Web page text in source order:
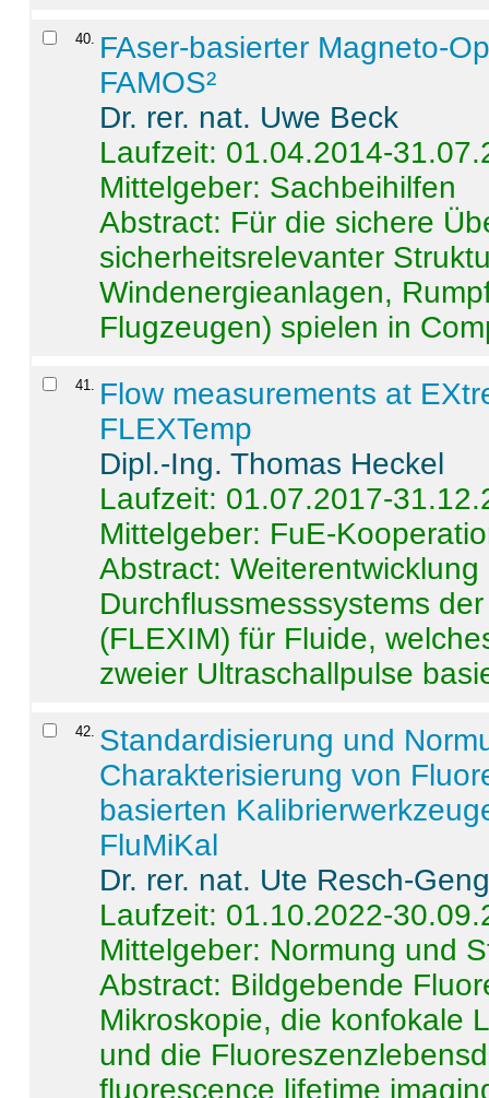
40. FAser-basierter Magneto-
FAMOS²
Dr. rer. nat. Uwe Beck
Laufzeit: 01.04.2014-
Mittelgeber: Sachbeihilfen
Abstract: Für die sichere
sicherheitsrelevanter
Windenergieanlagen,
Flugzeugen) spielen in
41. Flow measurements at
FLEXTemp
Dipl.-Ing. Thomas Heckel
Laufzeit: 01.07.2017-
Mittelgeber: FuE-
Abstract:
Durchflussmesssystems
(FLEXIM) für Fluide,
zweier Ultraschallpulse
42. Standardisierung und
Charakterisierung von
basierten
FluMiKal
Dr. rer. nat. Ute Resch-
Laufzeit: 01.10.2022-
Mittelgeber: Normung und
Abstract: Bildgebende
Mikroskopie, die konfokale
und die
fluorescence lifetime